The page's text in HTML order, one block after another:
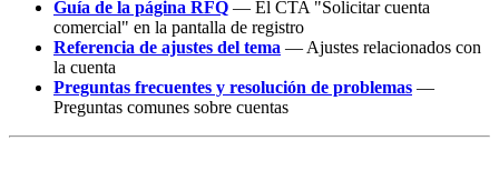
Guía de la página RFQ — El CTA "Solicitar cuenta
comercial" en la pantalla de registro
Referencia de ajustes del tema — Ajustes relacionados con
la cuenta
Preguntas frecuentes y resolución de problemas —
Preguntas comunes sobre cuentas